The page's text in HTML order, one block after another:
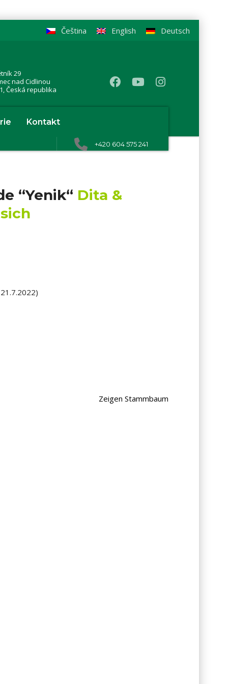
Deutsch
English
Čeština
29
nad Cidlinou
Česká republika
Kontakt
+420 604 575 241
“Yenik“ Dita &
Zeigen Stammbaum